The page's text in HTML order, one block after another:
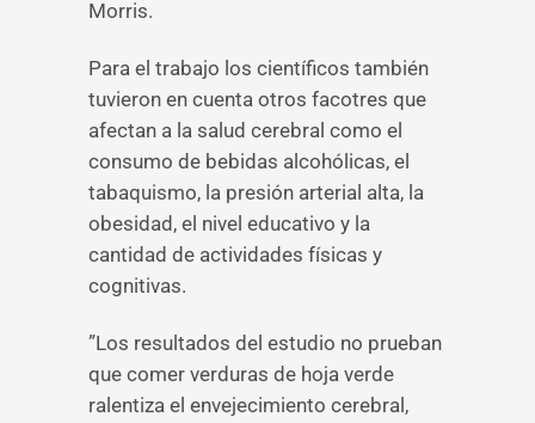
Morris.
Para el trabajo los científicos también
tuvieron en cuenta otros facotres que
afectan a la salud cerebral como el
consumo de bebidas alcohólicas, el
tabaquismo, la presión arterial alta, la
obesidad, el nivel educativo y la
cantidad de actividades físicas y
cognitivas.
”Los resultados del estudio no prueban
que comer verduras de hoja verde
ralentiza el envejecimiento cerebral,